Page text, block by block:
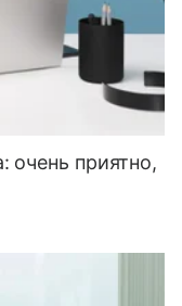
очень приятно,